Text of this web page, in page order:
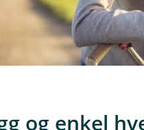
og enkel